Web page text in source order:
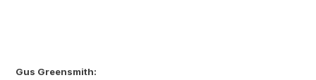
Gus Greensmith: